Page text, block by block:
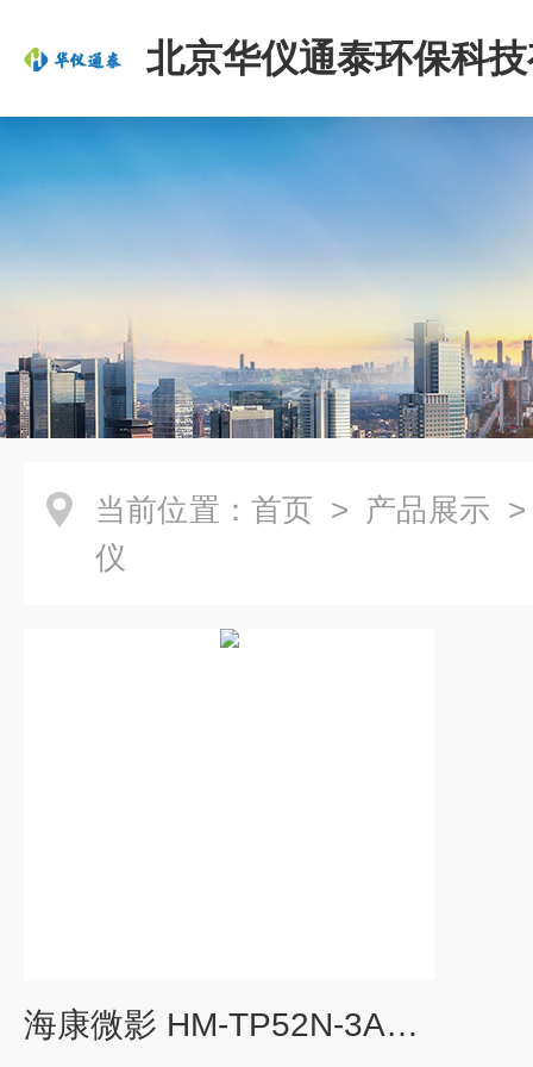
北京华仪通泰环保科
司
当前位置： 首页 > 产品展示
仪
海康微影 HM-TP52N-3AQF防爆手持测温热像仪